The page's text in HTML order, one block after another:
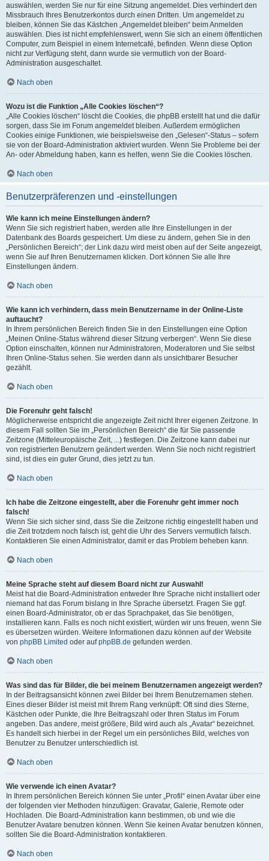
auswählen, werden Sie nur für eine Sitzung angemeldet. Dies verhindert den
Missbrauch Ihres Benutzerkontos durch einen Dritten. Um angemeldet zu
bleiben, können Sie das Kästchen „Angemeldet bleiben“ beim Anmelden
auswählen. Dies ist nicht empfehlenswert, wenn Sie sich an einem öffentlichen
Computer, zum Beispiel in einem Internetcafé, befinden. Wenn diese Option
nicht zur Verfügung steht, dann wurde sie vermutlich von der Board-
Administration ausgeschaltet.
Nach oben
Wozu ist die Funktion „Alle Cookies löschen“?
„Alle Cookies löschen“ löscht die Cookies, die phpBB erstellt hat und die dafür
sorgen, dass Sie im Forum angemeldet bleiben. Außerdem ermöglichen
Cookies einige Funktionen, wie beispielsweise den „Gelesen“-Status – sofern
sie von der Board-Administration aktiviert wurden. Wenn Sie Probleme bei der
An- oder Abmeldung haben, kann es helfen, wenn Sie die Cookies löschen.
Nach oben
Benutzerpräferenzen und -einstellungen
Wie kann ich meine Einstellungen ändern?
Wenn Sie sich registriert haben, werden alle Ihre Einstellungen in der
Datenbank des Boards gespeichert. Um diese zu ändern, gehen Sie in den
„Persönlichen Bereich“; der Link dazu wird meist oben auf der Seite angezeigt,
wenn Sie auf Ihren Benutzernamen klicken. Dort können Sie alle Ihre
Einstellungen ändern.
Nach oben
Wie kann ich verhindern, dass mein Benutzername in der Online-Liste
auftaucht?
In Ihrem persönlichen Bereich finden Sie in den Einstellungen eine Option
„Meinen Online-Status während dieser Sitzung verbergen“. Wenn Sie diese
Option einschalten, können nur Administratoren, Moderatoren und Sie selbst
Ihren Online-Status sehen. Sie werden dann als unsichtbarer Besucher
gezählt.
Nach oben
Die Forenuhr geht falsch!
Möglicherweise entspricht die angezeigte Zeit nicht Ihrer eigenen Zeitzone. In
diesem Fall sollten Sie im „Persönlichen Bereich“ die für Sie passende
Zeitzone (Mitteleuropäische Zeit, ...) festlegen. Die Zeitzone kann dabei nur
von registrierten Benutzern geändert werden. Wenn Sie noch nicht registriert
sind, ist dies ein guter Grund, dies jetzt zu tun.
Nach oben
Ich habe die Zeitzone eingestellt, aber die Forenuhr geht immer noch
falsch!
Wenn Sie sich sicher sind, dass Sie die Zeitzone richtig eingestellt haben und
die Zeit trotzdem noch falsch ist, geht die Uhr des Servers vermutlich falsch.
Kontaktieren Sie einen Administrator, damit er das Problem beheben kann.
Nach oben
Meine Sprache steht auf diesem Board nicht zur Auswahl!
Meist hat die Board-Administration entweder Ihre Sprache nicht installiert oder
niemand hat das Forum bislang in Ihre Sprache übersetzt. Fragen Sie ggf.
einen Board-Administrator, ob er das Sprachpaket, das Sie benötigen,
installieren kann. Falls es noch nicht existiert, würden wir uns freuen, wenn Sie
es übersetzen würden. Weitere Informationen dazu können auf der Website
von phpBB Limited oder aufphpBB.de gefunden werden.
Nach oben
Was sind das für Bilder, die bei meinem Benutzernamen angezeigt werden?
In der Beitragsansicht können zwei Bilder bei Ihrem Benutzernamen stehen.
Eines dieser Bilder ist meist mit Ihrem Rang verknüpft: Oft sind dies Sterne,
Kästchen oder Punkte, die Ihre Beitragszahl oder Ihren Status im Forum
angeben. Das andere, meist größere, Bild wird auch als „Avatar“ bezeichnet.
Es handelt sich hierbei in der Regel um ein persönliches Bild, welches von
Benutzer zu Benutzer unterschiedlich ist.
Nach oben
Wie verwende ich einen Avatar?
In Ihrem persönlichen Bereich können Sie unter „Profil“ einen Avatar über eine
der folgenden vier Methoden hinzufügen: Gravatar, Galerie, Remote oder
Hochladen. Die Board-Administration kann bestimmen, ob und wie die
Benutzer Avatare benutzen können. Wenn Sie keinen Avatar benutzen können,
sollten Sie die Board-Administration kontaktieren.
Nach oben